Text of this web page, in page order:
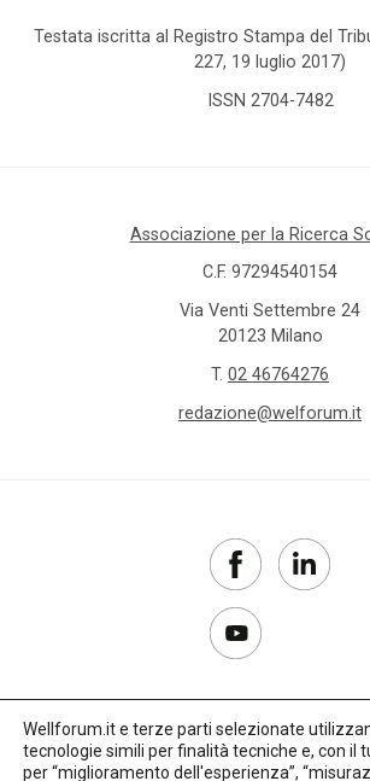
Testata iscritta al Registro Stampa del
227, 19 luglio 2017)
ISSN 2704-7482
Associazione per la Ricerca
C.F. 97294540154
Via Venti Settembre 24
20123 Milano
T. 02 46764276
redazione@welforum.it
Copyright 2017–2026
Wellforum.it e terze parti selezionate
tecnologie simili per finalità tecniche e, con il
per “miglioramento dell'esperienza”,